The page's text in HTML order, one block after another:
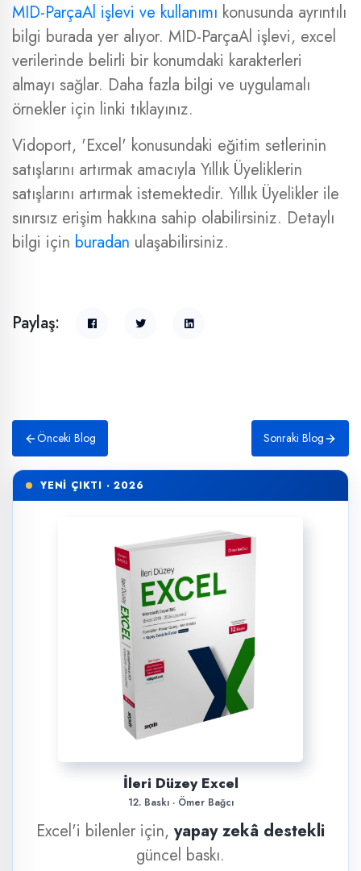
MID-ParçaAl işlevi ve kullanımı konusunda ayrıntılı
bilgi burada yer alıyor. MID-ParçaAl işlevi, excel
verilerinde belirli bir konumdaki karakterleri
almayı sağlar. Daha fazla bilgi ve uygulamalı
örnekler için linki tıklayınız.
Vidoport, 'Excel' konusundaki eğitim setlerinin
satışlarını artırmak amacıyla Yıllık Üyeliklerin
satışlarını artırmak istemektedir. Yıllık Üyelikler ile
sınırsız erişim hakkına sahip olabilirsiniz. Detaylı
bilgi için buradan ulaşabilirsiniz.
Paylaş:
Önceki Blog Sonraki Blog
YENİ ÇIKTI · 2026
İleri Düzey Excel
12. Baskı · Ömer Bağcı
Excel'i bilenler için, yapay zekâ destekli
güncel baskı.